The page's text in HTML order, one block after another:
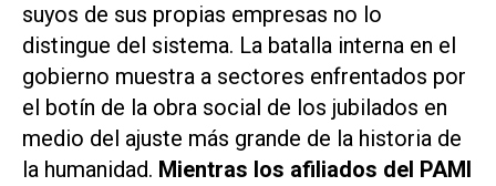
suyos de sus propias empresas no lo
distingue del sistema. La batalla interna en el
gobierno muestra a sectores enfrentados por
el botín de la obra social de los jubilados en
medio del ajuste más grande de la historia de
la humanidad. Mientras los afiliados del PAMI